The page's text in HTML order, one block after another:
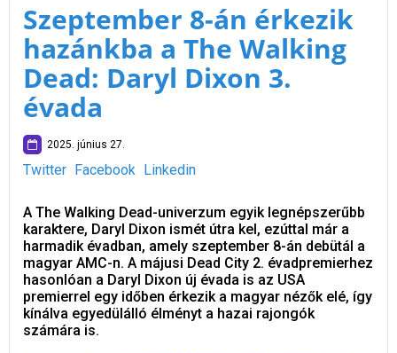
Szeptember 8-án érkezik
hazánkba a The Walking
Dead: Daryl Dixon 3.
évada
2025. június 27.
Twitter Facebook Linkedin
A The Walking Dead-univerzum egyik legnépszerűbb
karaktere, Daryl Dixon ismét útra kel, ezúttal már a
harmadik évadban, amely szeptember 8-án debütál a
magyar AMC-n. A májusi Dead City 2. évadpremierhez
hasonlóan a Daryl Dixon új évada is az USA
premierrel egy időben érkezik a magyar nézők elé, így
kínálva egyedülálló élményt a hazai rajongók
számára is.